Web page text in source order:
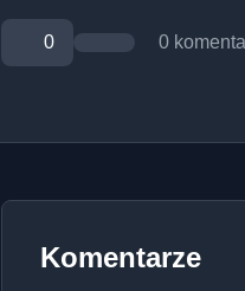
0 0
Komentarze